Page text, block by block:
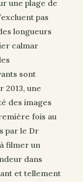
une plage de
pas
longueurs
calmar
sont
2013, une
des images
fois au
par le Dr
filmer un
dans
et tellement